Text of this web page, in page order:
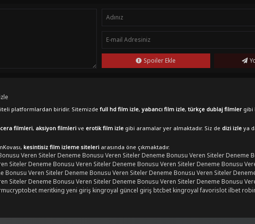
Spoiler Ekle
platformlardan biridir. Sitemizde full hd film izle, yabancı film izle, türkçe dublaj filmler gibi
filmleri, aksiyon filmleri ve erotik film izle gibi aramalar yer almaktadır. Siz de dizi izle ya
kesintisiz film izleme siteleri arasında öne çıkmaktadır.
Veren SitelerDeneme Bonusu Veren SitelerDeneme Bonusu Veren SitelerDeneme
SitelerDeneme Bonusu Veren SitelerDeneme Bonusu Veren SitelerDeneme Bonusu
Bonusu Veren SitelerDeneme Bonusu Veren SitelerDeneme Bonusu Veren Siteler
SitelerDeneme Bonusu Veren SitelerDeneme Bonusu Veren SitelerDeneme Bonusu
cryptobetmeritking yeni girişkingroyal güncel girişbtcbetkingroyal favorislotilbet